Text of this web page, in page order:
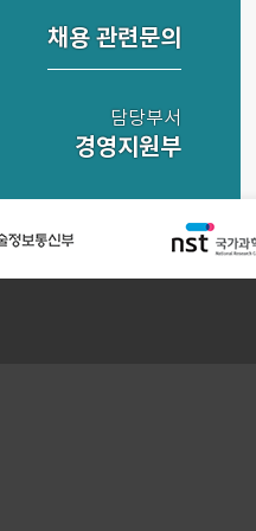
채용 관련문의
담당부서
경영지원부